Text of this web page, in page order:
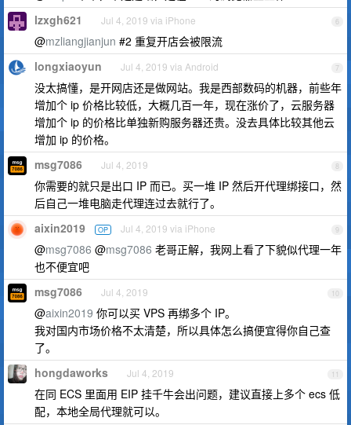
6
lzxgh621 Jul 4, 2019 via iPhone
@mzliangjianjun #2 重复开店会被限流
7
longxiaoyun Jul 4, 2019 via Android
没太搞懂，是开网店还是做网站。我是西部数码的机器，前些年
增加个 ip 价格比较低，大概几百一年，现在涨价了，云服务器
增加个 ip 的价格比单独新购服务器还贵。没去具体比较其他云
增加 ip 的价格。
8
msg7086 Jul 4, 2019
你需要的就只是出口 IP 而已。买一堆 IP 然后开代理绑接口，然
后自己一堆电脑走代理连过去就行了。
9
aixin2019 OP Jul 4, 2019 via iPhone
@msg7086 @msg7086 老哥正解，我网上看了下貌似代理一年
也不便宜吧
10
msg7086 Jul 4, 2019
@aixin2019 你可以买 VPS 再绑多个 IP。
我对国内市场价格不太清楚，所以具体怎么搞便宜得你自己查
了。
11
hongdaworks Jul 4, 2019
在同 ECS 里面用 EIP 挂千牛会出问题，建议直接上多个 ecs 低
配，本地全局代理就可以。